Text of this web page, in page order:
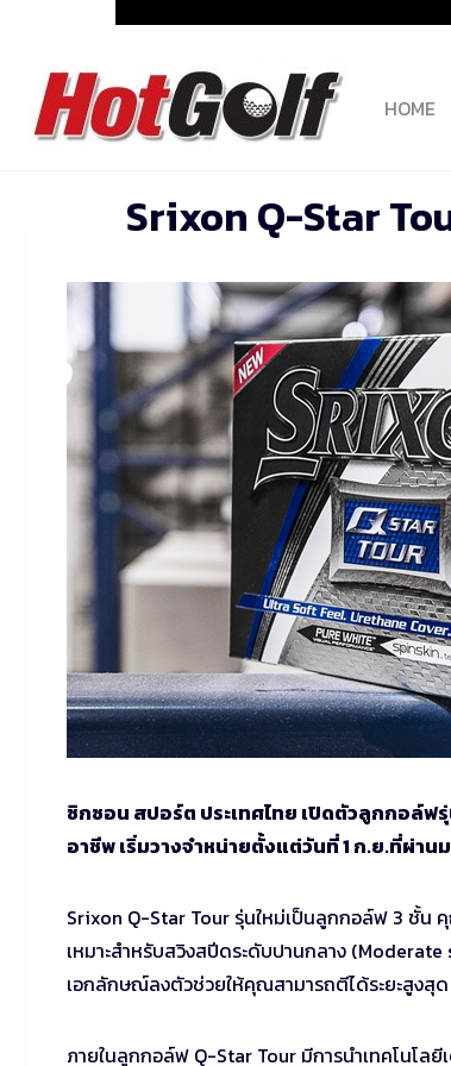
content
HOME
Srixon Q-Star
ซิกซอน สปอร์ต ประเทศไทย เปิดตัวลูกกอล์
อาชีพ เริ่มวางจำหน่ายตั้งแต่วันที่ 1 ก.ย.ที่ผ่าน
Srixon Q-Star Tour รุ่นใหม่เป็นลูกกอล์ฟ 3 ชั้น
เหมาะสำหรับสวิงสปีดระดับปานกลาง
เอกลักษณ์ลงตัวช่วยให้คุณสามารถตีได้ระยะสูงสุ
ภายในลูกกอล์ฟ Q-Star Tour มีการนำเทคโนโล